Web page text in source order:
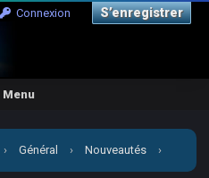
Connexion S’enregistrer
Menu
› Général › Nouveautés ›